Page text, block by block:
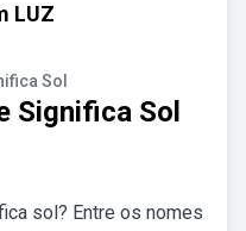
LUZ
Sol
Significa Sol
sol? Entre os nomes